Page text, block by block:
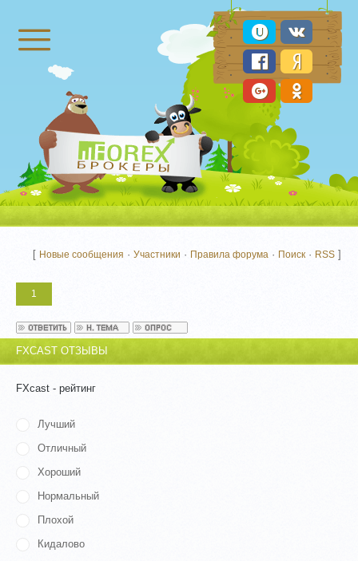
Брокеры Форекс
[ Новые сообщения ·Участники · Правила форума · Поиск · RSS ]
1
FXCAST ОТЗЫВЫ
FXcast - рейтинг
Лучший
Отличный
Хороший
Нормальный
Плохой
Кидалово